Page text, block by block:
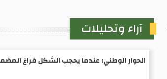
آراء وتحليلات
الحوار الوطني: عندما يحجب الشكل فراغ